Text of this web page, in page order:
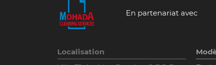
En partenariat avec
Localisation